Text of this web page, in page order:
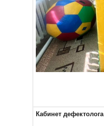
Кабинет дефектолога